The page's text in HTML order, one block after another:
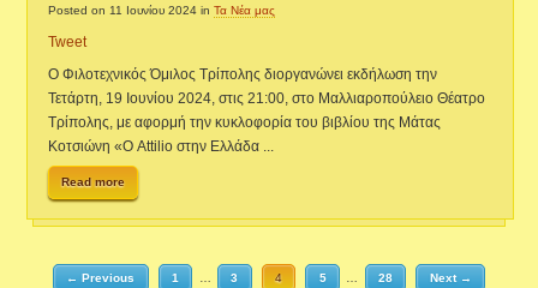
Posted on 11 Ιουνίου 2024 in Τα Νέα μας
Tweet
Ο Φιλοτεχνικός Όμιλος Τρίπολης διοργανώνει εκδήλωση την
Τετάρτη, 19 Ιουνίου 2024, στις 21:00, στο Μαλλιαροπούλειο Θέατρο
Τρίπολης, με αφορμή την κυκλοφορία του βιβλίου της Μάτας
Κοτσιώνη «Ο Attilio στην Ελλάδα ...
Read more
← Previous 1 3 4 5 28 Next →